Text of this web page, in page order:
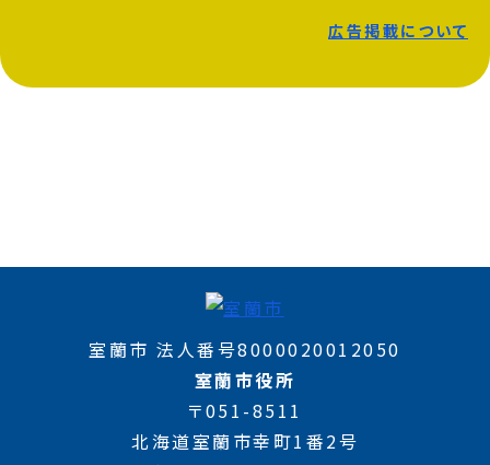
広告掲載について
室蘭市 法人番号8000020012050
室蘭市役所
〒051-8511
北海道室蘭市幸町1番2号